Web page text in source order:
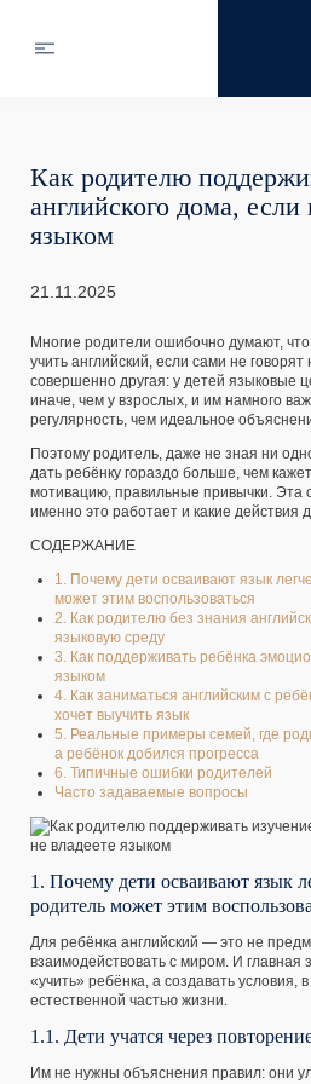
Как родителю
английского дома, если
языком
21.11.2025
Многие родители ошибочно думают, что
учить английский, если сами не
совершенно другая: у детей языковые
иначе, чем у взрослых, и им намного
регулярность, чем идеальное
Поэтому родитель, даже не зная ни
дать ребёнку гораздо больше, чем
мотивацию, правильные привычки. Эта
именно это работает и какие
СОДЕРЖАНИЕ
1. Почему дети осваивают язык
может этим воспользоваться
2. Как родителю без знания
языковую среду
3. Как поддерживать ребёнка
языком
4. Как заниматься английским с
хочет выучить язык
5. Реальные примеры семей, где
а ребёнок добился прогресса
6. Типичные ошибки родителей
Часто задаваемые вопросы
1. Почему дети осваивают язык
родитель может этим
Для ребёнка английский — это не
взаимодействовать с миром. И
«учить» ребёнка, а создавать условия,
естественной частью жизни.
1.1. Дети учатся через
Им не нужны объяснения правил: они